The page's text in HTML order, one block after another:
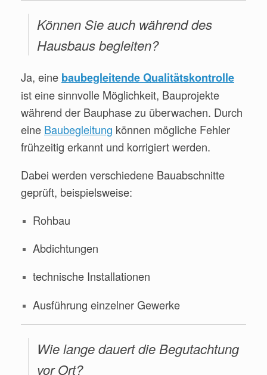
Können Sie auch während des
Hausbaus begleiten?
Ja, eine baubegleitende Qualitätskontrolle
ist eine sinnvolle Möglichkeit, Bauprojekte
während der Bauphase zu überwachen. Durch
eine Baubegleitung können mögliche Fehler
frühzeitig erkannt und korrigiert werden.
Dabei werden verschiedene Bauabschnitte
geprüft, beispielsweise:
Rohbau
Abdichtungen
technische Installationen
Ausführung einzelner Gewerke
Wie lange dauert die Begutachtung
vor Ort?